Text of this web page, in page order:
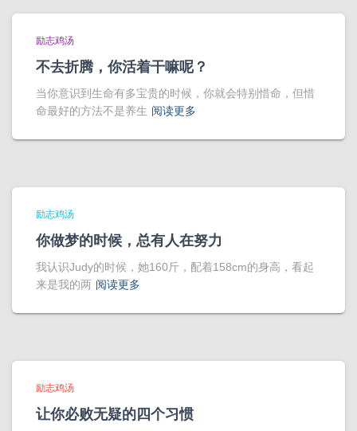
励志鸡汤
不去折腾，你活着干嘛呢？
当你意识到生命有多宝贵的时候，你就会特别惜命，但惜
命最好的方法不是养生 阅读更多
励志鸡汤
你做梦的时候，总有人在努力
我认识Judy的时候，她160斤，配着158cm的身高，看起
来是我的两 阅读更多
励志鸡汤
让你必败无疑的四个习惯